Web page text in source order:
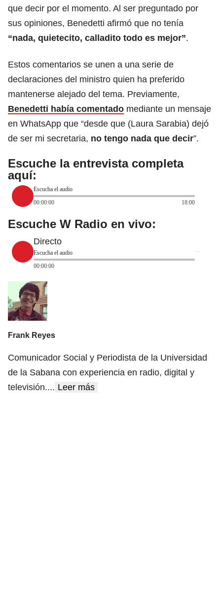
que decir por el momento. Al ser preguntado por
sus opiniones, Benedetti afirmó que no tenía
“nada, quietecito, calladito todo es mejor”.
Estos comentarios se unen a una serie de
declaraciones del ministro quien ha preferido
mantenerse alejado del tema. Previamente,
Benedetti había comentado mediante un mensaje
en WhatsApp que “desde que (Laura Sarabia) dejó
de ser mi secretaria, no tengo nada que decir”.
Escuche la entrevista completa
aquí:
Escucha el audio
00:00:00
18:00
Escuche W Radio en vivo:
Directo
Escucha el audio
00:00:00
Frank Reyes
Comunicador Social y Periodista de la Universidad
de la Sabana con experiencia en radio, digital y
televisión.... Leer más